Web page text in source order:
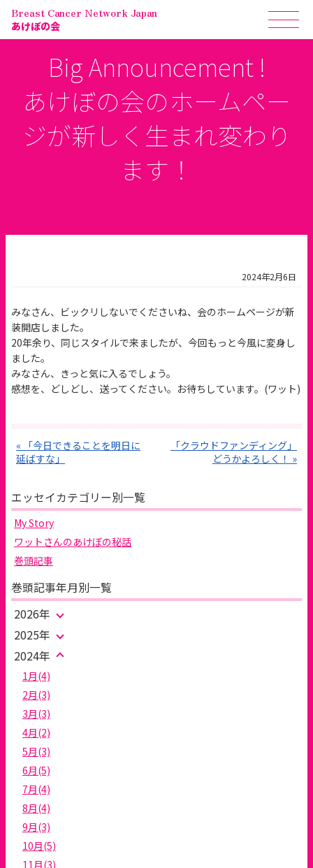
Breast Cancer Network Japan
あけぼの会
Big Announcement !
あけぼの会のホームペー
ジが新しく生まれ変わり
ます！
2024年2月6日
みなさん、ビックリしないでくださいね、会のホームページが新
装開店しました。
20年余り、同じスタイルで来ましたが、今回もっと今風に変身し
ました。
みなさん、きっと気に入るでしょう。
感想を、どしどし、送ってください。お待ちしています。(ワット)
« 「今日できることを明日に
延ばすな」
「クラウドファンディング」
どうかよろしく！ »
エッセイカテゴリー別一覧
My Story
ワットさんのあけぼの秘話
巻頭記事
巻頭記事年月別一覧
2026年
2025年
2024年
1月(4)
2月(3)
3月(3)
4月(2)
5月(3)
6月(5)
7月(4)
8月(4)
9月(3)
10月(5)
11月(3)